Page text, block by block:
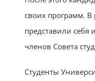
своих программ. В
представили себя
членов Совета
Студенты